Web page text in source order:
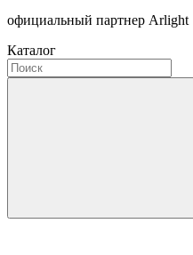
официальный партнер Arlight
Каталог